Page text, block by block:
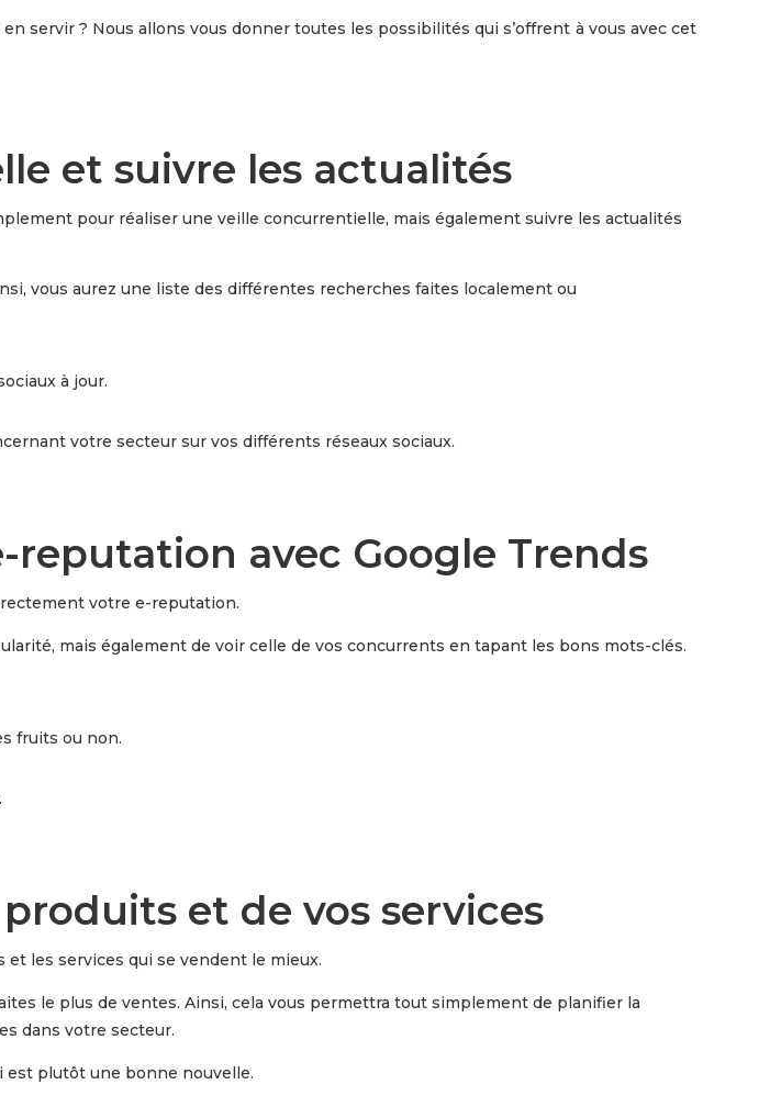
servir ? Nous allons vous donner toutes les possibilités qui s’offrent à vous avec cet
et suivre les actualités
pour réaliser une veille concurrentielle, mais également suivre les actualités
vous aurez une liste des différentes recherches faites localement ou
à jour.
votre secteur sur vos différents réseaux sociaux.
avec Google Trends
votre e-reputation.
mais également de voir celle de vos concurrents en tapant les bons mots-clés.
fruits ou non.
et de vos services
les services qui se vendent le mieux.
le plus de ventes. Ainsi, cela vous permettra tout simplement de planifier la
dans votre secteur.
est plutôt une bonne nouvelle.